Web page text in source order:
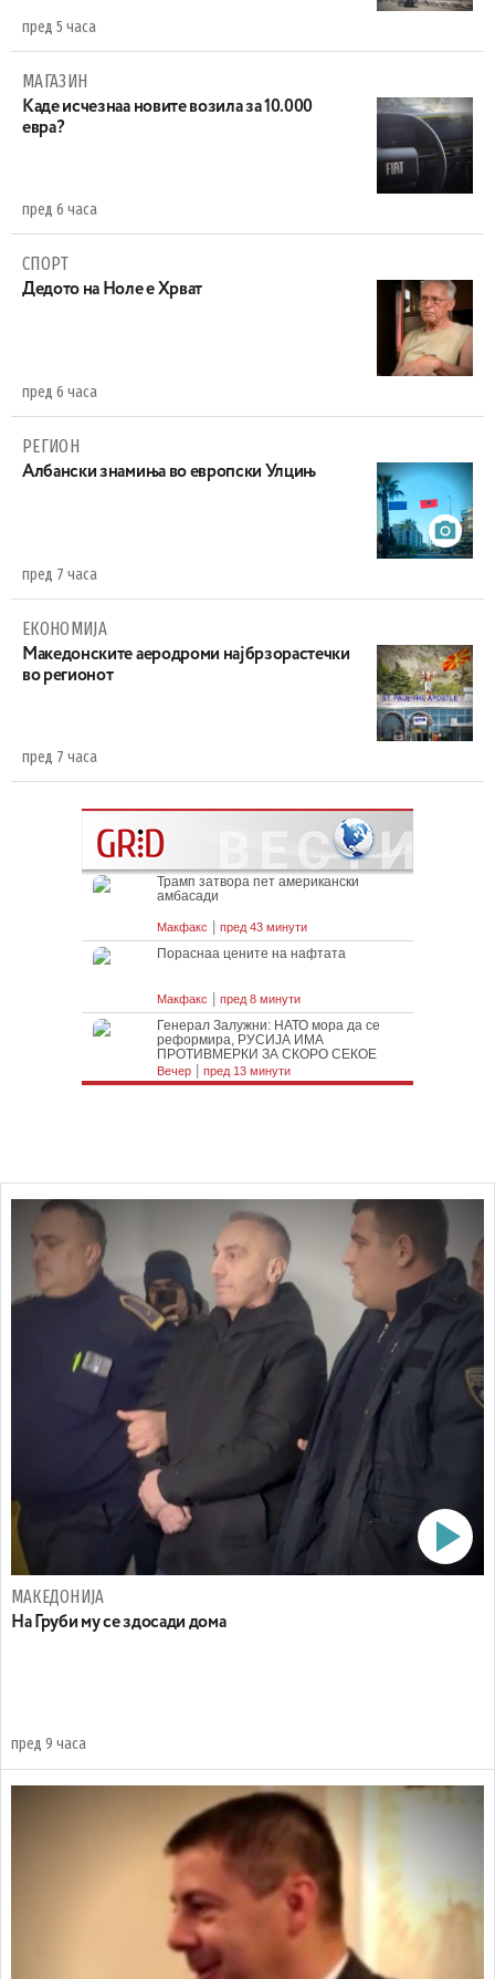
пред 5 часа
МАГАЗИН
Каде исчезнаа новите возила за 10.000
евра?
пред 6 часа
СПОРТ
Дедото на Ноле е Хрват
пред 6 часа
РЕГИОН
Aлбански знамиња во европски Улцињ
пред 7 часа
ЕКОНОМИЈА
Maкедонските аеродроми најбрзорастечки
во регионот
пред 7 часа
МАКЕДОНИЈА
На Груби му се здосади дома
пред 9 часа